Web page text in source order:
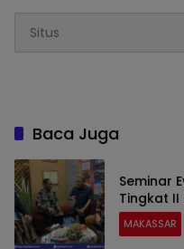
Baca Juga
Seminar
Tingkat
MAKASSAR